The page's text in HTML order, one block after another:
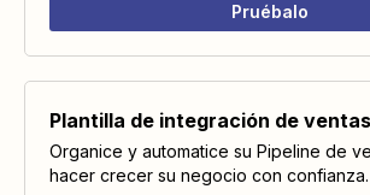
Pruébalo
Plantilla de integración de ventas
Organice y automatice su Pipeline de
hacer crecer su negocio con confianza.